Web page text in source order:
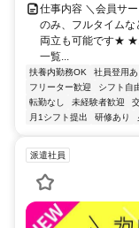
仕事内容 ＼会員サ
のみ、フルタイム
両立も可能です★ ★
一覧...
扶養内勤務OK 社員登用あ
フリーター歓迎
シフト自
転勤なし
未経験者歓迎
月1シフト提出
研修あり
派遣社員